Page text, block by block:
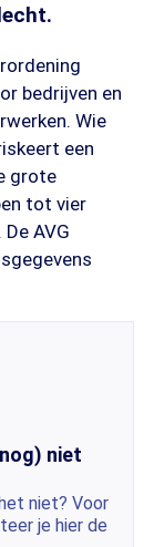
bedrijven en
Wie
een
grote
tot vier
AVG
niet
niet? Voor
je hier de